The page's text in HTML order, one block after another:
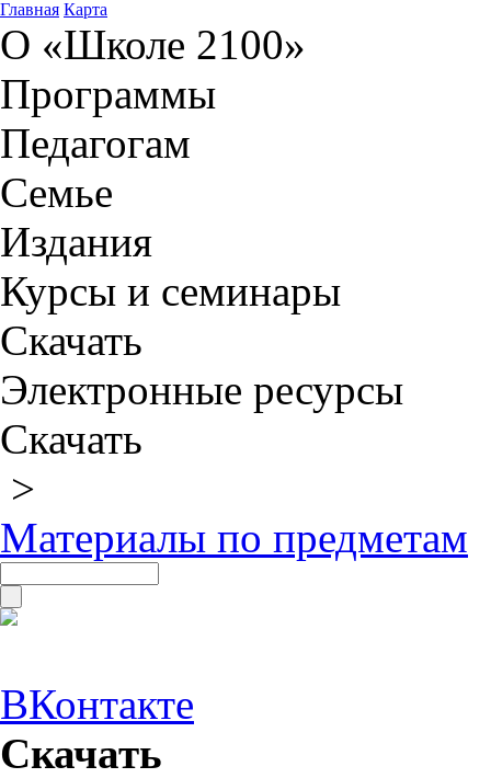
Главная Карта
О «Школе 2100»
Программы
Педагогам
Семье
Издания
Курсы и семинары
Скачать
Электронные ресурсы
Скачать
>
Материалы по предметам
ВКонтакте
Скачать